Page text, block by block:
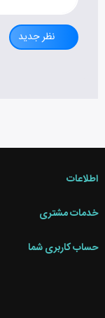
نظر جدید
اطلاعات
خدمات مشتری
حساب کاربری شما